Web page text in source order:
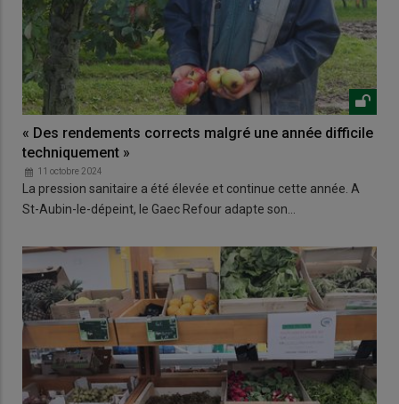
« Des rendements corrects malgré une année difficile
techniquement »
11 octobre 2024
La pression sanitaire a été élevée et continue cette année. A
St-Aubin-le-dépeint, le Gaec Refour adapte son…